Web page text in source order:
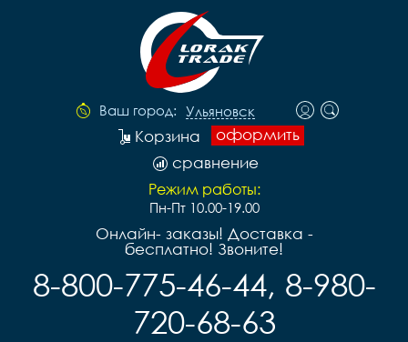
Ваш город: Ульяновск
оформить
Корзина
сравнение
Режим работы:
Пн-Пт 10.00-19.00
Онлайн- заказы! Доставка -
бесплатно! Звоните!
8-800-775-46-44, 8-980-
720-68-63